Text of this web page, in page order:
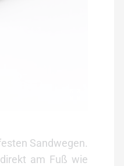
Sandwegen.
am Fuß wie